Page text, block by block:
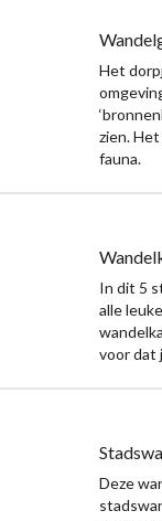
Het
zien.
fauna.
In dit 5
alle
voor dat
Deze